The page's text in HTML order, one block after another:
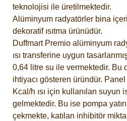
teknolojisi ile üretilmektedir.
Alüminyum radyatörler bina
dekoratif ısıtma ürünüdür.
Duffmart Premio alüminyum
ısı transferine uygun
0,64 litre su ile vermektedir. Bu
ihtiyacı gösteren üründür.
Kcal/h ısı için kullanılan suyun
gelmektedir. Bu ise pompa
çekmekte, katılan inhibitör